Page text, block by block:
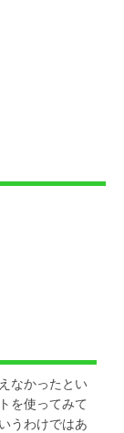
なかったとい
を使ってみて
うわけではあ